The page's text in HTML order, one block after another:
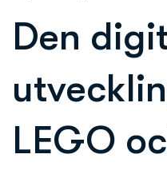
Den
LEGO